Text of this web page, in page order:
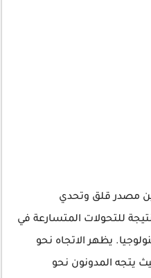
مصدر قلق وتحدي
للتحولات المتسارعة في
يظهر الاتجاه نحو
يتجه المدونون نحو